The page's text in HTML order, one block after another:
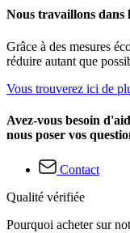
Nous travaillons dans
Grâce à des mesures
réduire autant que
Vous trouverez ici de
Avez-vous besoin
nous poser vos
Contact
Qualité vérifiée
Pourquoi acheter sur